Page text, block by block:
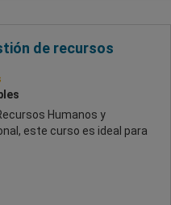
de recursos
Humanos y
este curso es ideal para